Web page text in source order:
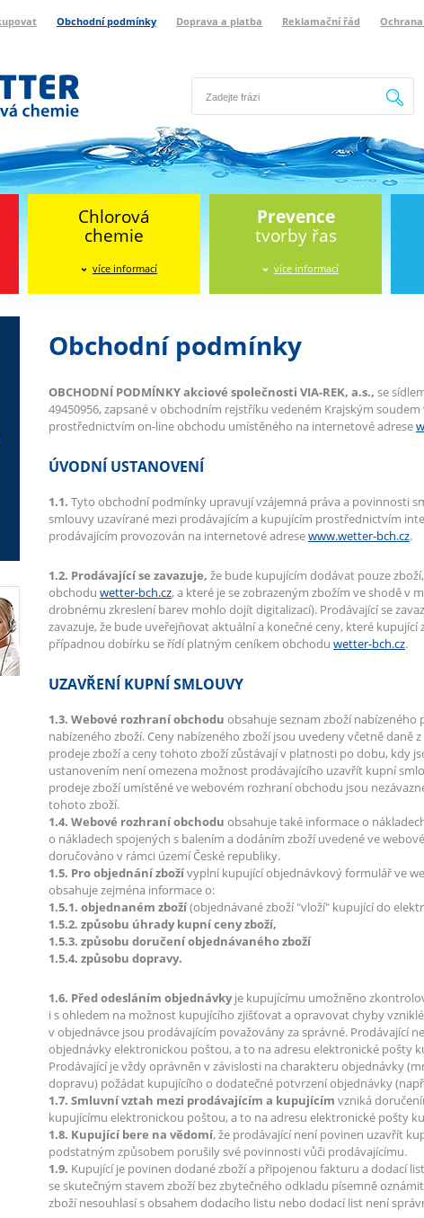
Obchodní podmínky Doprava a platba Reklamační řád
Hledat
Chlorová
chemie
více informací
Prevence
tvorby řas
více informací
Obchodní podmínky
OBCHODNÍ PODMÍNKY akciové společnosti VIA-REK, a.s., se
49450956, zapsané v obchodním rejstříku vedeném Krajským
prostřednictvím on-line obchodu umístěného na internetové adrese
ÚVODNÍ USTANOVENÍ
1.1. Tyto obchodní podmínky upravují vzájemná práva a povinnosti
smlouvy uzavírané mezi prodávajícím a kupujícím prostřednictvím
prodávajícím provozován na internetové adresewww.wetter-bch.cz.
1.2. Prodávající se zavazuje, že bude kupujícím dodávat pouze
obchodu wetter-bch.cz, a které je se zobrazeným zbožím ve shodě v
drobnému zkreslení barev mohlo dojít digitalizací). Prodávající se
zavazuje, že bude uveřejňovat aktuální a konečné ceny, které kupující
případnou dobírku se řídí platným ceníkem obchodu wetter-bch.cz.
UZAVŘENÍ KUPNÍ SMLOUVY
1.3. Webové rozhraní obchodu obsahuje seznam zboží
nabízeného zboží. Ceny nabízeného zboží jsou uvedeny včetně
prodeje zboží a ceny tohoto zboží zůstávají v platnosti po dobu, kdy
ustanovením není omezena možnost prodávajícího uzavřít kupní
prodeje zboží umístěné ve webovém rozhraní obchodu jsou
tohoto zboží.
1.4. Webové rozhraní obchodu obsahuje také informace o
o nákladech spojených s balením a dodáním zboží uvedené ve
doručováno v rámci území České republiky.
1.5. Pro objednání zbožívyplní kupující objednávkový formulář ve
obsahuje zejména informace o:
1.5.1. objednaném zboží(objednávané zboží "vloží" kupující do
1.5.2. způsobu úhrady kupní ceny zboží,
1.5.3. způsobu doručení objednávaného zboží
1.5.4. způsobu dopravy.
1.6. Před odesláním objednávkyje kupujícímu umožněno
i s ohledem na možnost kupujícího zjišťovat a opravovat chyby
v objednávce jsou prodávajícím považovány za správné.
objednávky elektronickou poštou, a to na adresu elektronické pošty
Prodávající je vždy oprávněn v závislosti na charakteru objednávky
dopravu) požádat kupujícího o dodatečné potvrzení objednávky
1.7. Smluvní vztah mezi prodávajícím a kupujícím vzniká
kupujícímu elektronickou poštou, a to na adresu elektronické pošty
1.8. Kupující bere na vědomí, že prodávající není povinen uzavřít
podstatným způsobem porušily své povinnosti vůči prodávajícímu.
1.9. Kupující je povinen dodané zboží a připojenou fakturu a dodací
se skutečným stavem zboží bez zbytečného odkladu písemně
zboží nesouhlasí s obsahem dodacího listu nebo dodací list není